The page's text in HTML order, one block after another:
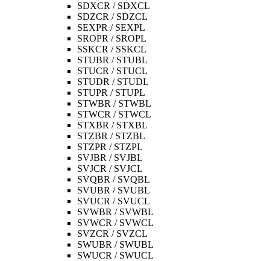
SDXCR / SDXCL
SDZCR / SDZCL
SEXPR / SEXPL
SROPR / SROPL
SSKCR / SSKCL
STUBR / STUBL
STUCR / STUCL
STUDR / STUDL
STUPR / STUPL
STWBR / STWBL
STWCR / STWCL
STXBR / STXBL
STZBR / STZBL
STZPR / STZPL
SVJBR / SVJBL
SVJCR / SVJCL
SVQBR / SVQBL
SVUBR / SVUBL
SVUCR / SVUCL
SVWBR / SVWBL
SVWCR / SVWCL
SVZCR / SVZCL
SWUBR / SWUBL
SWUCR / SWUCL